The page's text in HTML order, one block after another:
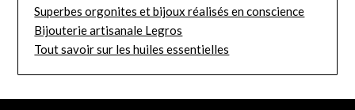
Superbes orgonites et bijoux réalisés en conscience
Bijouterie artisanale Legros
Tout savoir sur les huiles essentielles